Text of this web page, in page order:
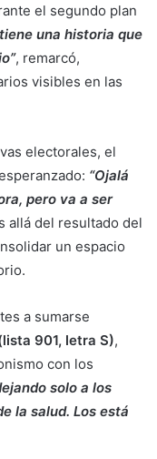
el segundo plan
una historia que
, remarcó,
visibles en las
electorales, el
“Ojalá
pero va a ser
allá del resultado del
un espacio
a sumarse
901, letra S),
con los
solo a los
la salud. Los está